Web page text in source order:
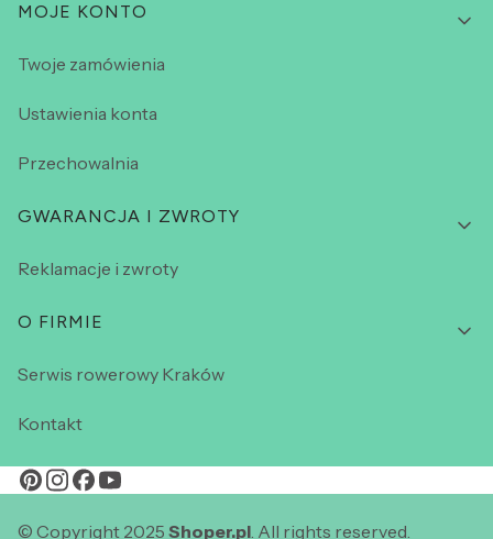
MOJE KONTO
Twoje zamówienia
Ustawienia konta
Przechowalnia
GWARANCJA I ZWROTY
Reklamacje i zwroty
O FIRMIE
Serwis rowerowy Kraków
Kontakt
© Copyright 2025 Shoper.pl. All rights reserved.